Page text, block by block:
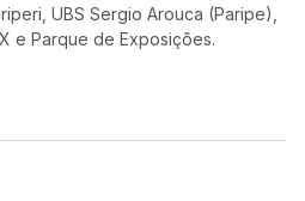
UBS Sergio Arouca (Paripe),
e Parque de Exposições.